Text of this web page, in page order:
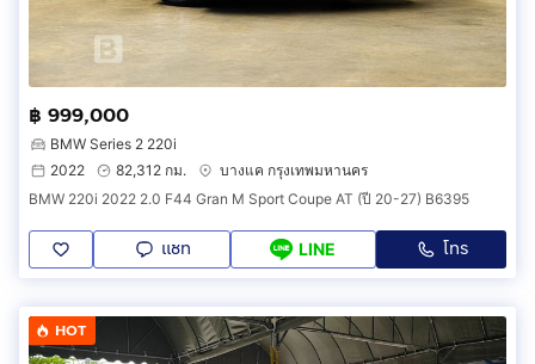
฿ 999,000
BMW Series 2 220i
2022
82,312 กม.
บางแค กรุงเทพมหานคร
BMW 220i 2022 2.0 F44 Gran M Sport Coupe AT (ปี 20-27) B6395
แชท LINE โทร
HOT